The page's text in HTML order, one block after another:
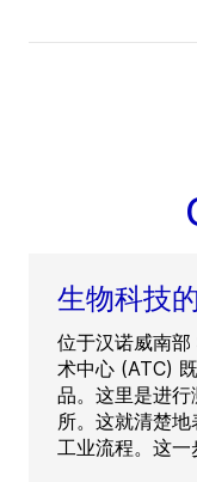
生物科技
位于汉诺威南
术中心 (ATC)
品。这里是进
所。这就清楚
工业流程。这一